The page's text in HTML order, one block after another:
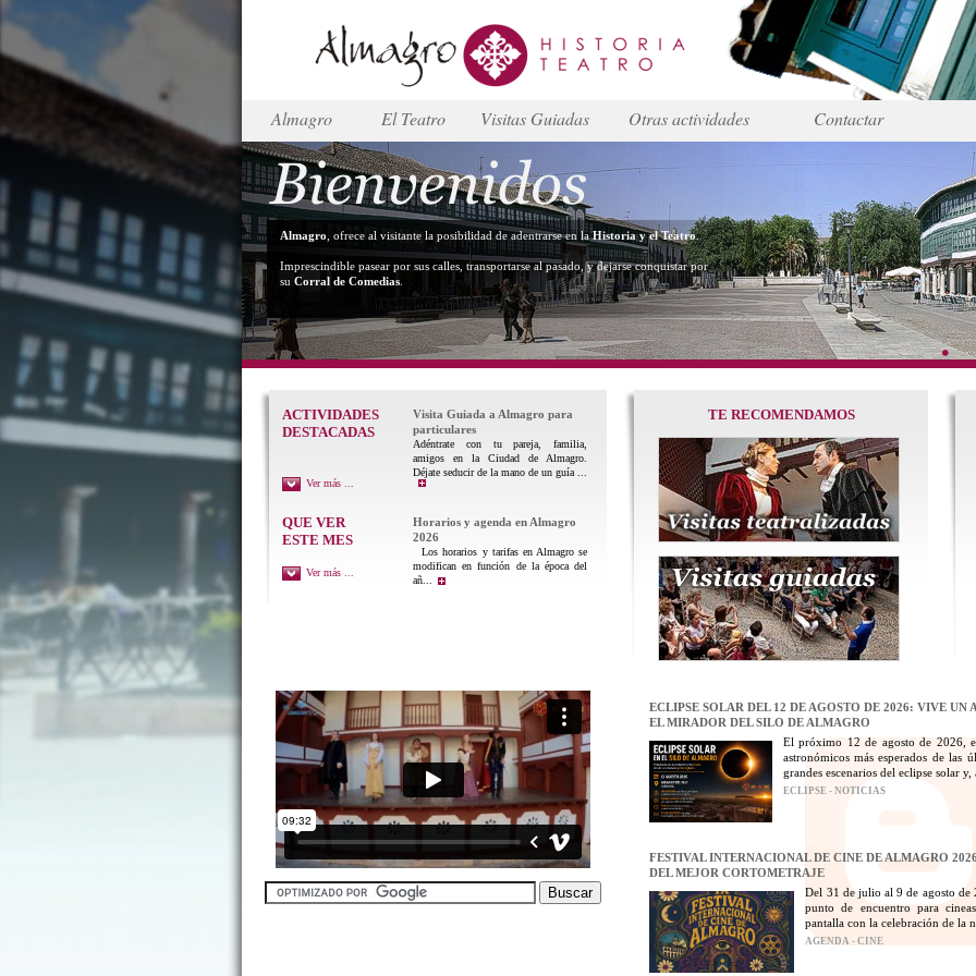
Almagro El Teatro Visitas Guiadas Otras actividades Contactar
Almagro , ofrece al visitante la posibilidad de adentrarse en laHistoria y el Teatro.
Imprescindible pasear por sus calles, transportarse al pasado, y dejarse conquistar por
su Corral de Comedias
ACTIVIDADES
DESTACADAS
Visita Guiada a Almagro para
particulares
Adéntrate con tu pareja, familia,
amigos en la Ciudad de Almagro.
Déjate seducir de la mano de un guía ...
Ver más ...
QUE VER
ESTE MES
Horarios y agenda en Almagro
2026
Los horarios y tarifas en Almagro se
modifican en función de la época del
añ...
Ver más ...
TE RECOMENDAMOS
ECLIPSE SOLAR DEL 12 DE AGOSTO DE 2026: VIVE UN
EL MIRADOR DEL SILO DE ALMAGRO
El próximo 12 de agosto de 2026,
astronómicos más esperados de las
grandes escenarios del eclipse solar y,
ECLIPSE - NOTICIAS
FESTIVAL INTERNACIONAL DE CINE DE ALMAGRO
DEL MEJOR CORTOMETRAJE
Del 31 de julio al 9 de agosto de
punto de encuentro para
pantalla con la celebración de la
AGENDA - CINE